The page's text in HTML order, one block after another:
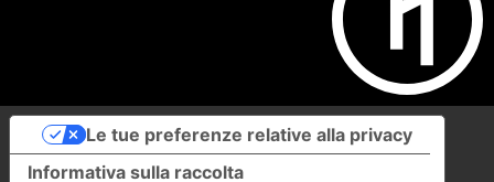
Informativa sulla raccolta
Le tue preferenze relative alla privacy